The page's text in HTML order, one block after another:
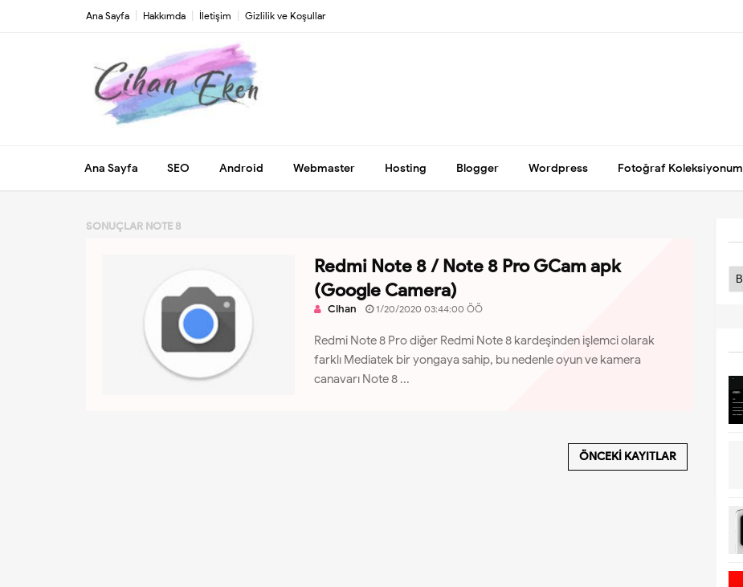
Ana Sayfa Hakkımda İletişim Gizlilik ve Koşullar
Ana Sayfa SEO Android Webmaster Hosting Blogger Wordpress Fotoğraf Koleksiyonum
SONUÇLAR NOTE 8
Redmi Note 8 / Note 8 Pro GCam apk
(Google Camera)
Cihan 1/20/2020 03:44:00 ÖÖ
Redmi Note 8 Pro diğer Redmi Note 8 kardeşinden işlemci olarak
farklı Mediatek bir yongaya sahip, bu nedenle oyun ve kamera
canavarı Note 8 ...
ÖNCEKI KAYITLAR